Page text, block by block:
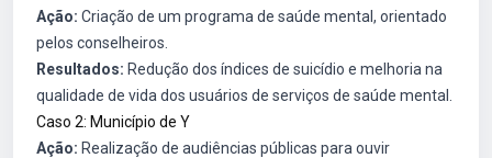
Ação: Criação de um programa de saúde mental, orientado
pelos conselheiros.
Resultados: Redução dos índices de suicídio e melhoria na
qualidade de vida dos usuários de serviços de saúde mental.
Caso 2: Município de Y
Ação: Realização de audiências públicas para ouvir